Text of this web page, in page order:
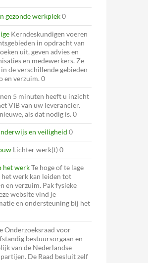
gezonde werkplek0
Kerndeskundigen voeren
in opdracht van
uit, geven advies en
en medewerkers. Ze
de verschillende gebieden
en verzuim. 0
5 minuten heeft u inzicht
VIB van uw leverancier.
als dat nodig is. 0
en veiligheid 0
Lichter werk(t) 0
het werkTe hoge of te lage
werk kan leiden tot
en verzuim. Pak fysieke
website vind je
en ondersteuning bij het
Onderzoeksraad voor
bestuursorgaan en
van de Nederlandse
De Raad besluit zelf